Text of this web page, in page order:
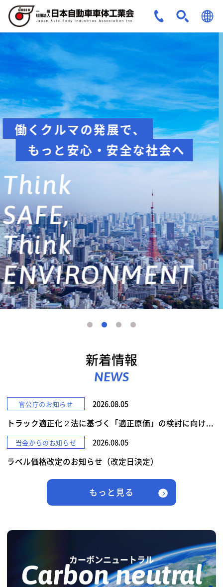
ENG
安全への取組み
Think about
safety
詳しくみる
新着情報
NEWS
官公庁のお知らせ 2026.08.05
トラック適正化２法に基づく「適正原価」の検討に向け...
当会からのお知らせ 2026.08.05
ラベル価格改定のお知らせ（改定日決定）
もっと見る
カーボンニュートラル
Carbon neutral